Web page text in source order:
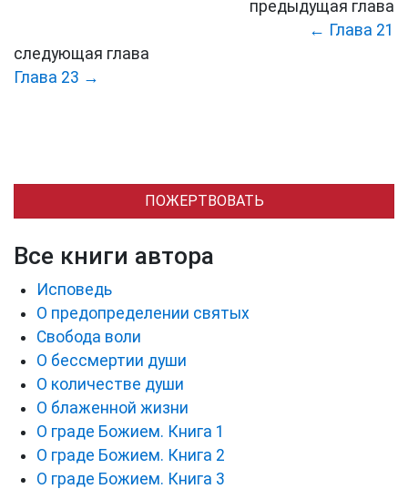
предыдущая глава
← Глава 21
следующая глава
Глава 23 →
ПОЖЕРТВОВАТЬ
Все книги автора
Исповедь
О предопределении святых
Свобода воли
О бессмертии души
О количестве души
О блаженной жизни
О граде Божием. Книга 1
О граде Божием. Книга 2
О граде Божием. Книга 3